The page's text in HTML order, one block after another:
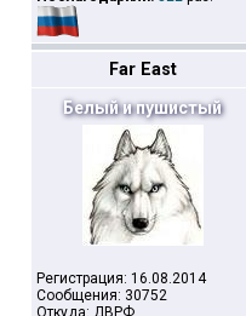
Far East
Белый и пушистый
Регистрация: 16.08.2014
Сообщения: 30752
Откуда: ДВРФ